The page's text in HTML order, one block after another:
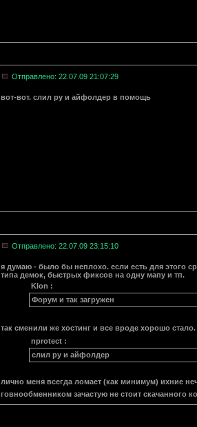
Отправлено: 22.07.09 21:07:29
вот-вот. слил ру и айфолдер в помощь
Отправлено: 22.07.09 23:15:10
я думаю - было бы неплохо. если есть для этого
типа демок, быстрых фиксов на одну мапу и тп.
Klon :
Форум и так загружен
так сменили же хостинг и все вроде хорошо
nprotect :
слил ру и айфолдер
лично меня всегда ломает (как минимум) ихние
говнообменником зачастую не стоит скачанного